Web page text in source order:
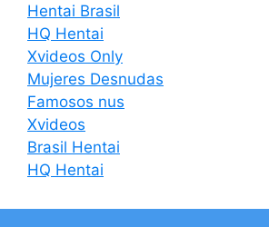
Hentai Brasil
HQ Hentai
Xvideos Only
Mujeres Desnudas
Famosos nus
Xvideos
Brasil Hentai
HQ Hentai